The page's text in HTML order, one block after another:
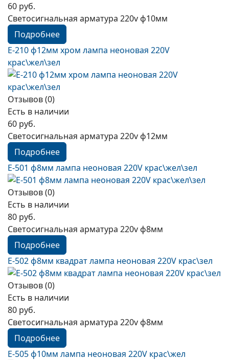
60 руб.
Светосигнальная арматура 220v ф10мм
Подробнее
E-210 ф12мм хром лампа неоновая 220V
краc\жел\зел
Отзывов (0)
Есть в наличии
60 руб.
Светосигнальная арматура 220v ф12мм
Подробнее
E-501 ф8мм лампа неоновая 220V краc\жел\зел
Отзывов (0)
Есть в наличии
80 руб.
Светосигнальная арматура 220v ф8мм
Подробнее
E-502 ф8мм квадрат лампа неоновая 220V краc\зел
Отзывов (0)
Есть в наличии
80 руб.
Светосигнальная арматура 220v ф8мм
Подробнее
E-505 ф10мм лампа неоновая 220V краc\жел